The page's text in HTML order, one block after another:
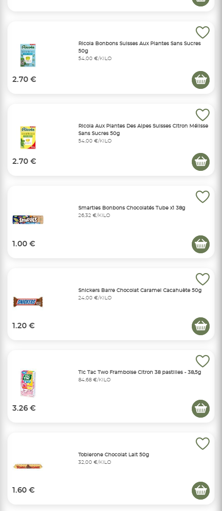
Ricola Bonbons Suisses Aux Plantes Sans Sucres
50g
54,00 €/KILO
2.70 €
Ricola Aux Plantes Des Alpes Suisses Citron Mélisse
Sans Sucres 50g
54,00 €/KILO
2.70 €
Smarties Bonbons Chocolatés Tube x1 38g
26,32 €/KILO
1.00 €
Snickers Barre Chocolat Caramel Cacahuète 50g
24,00 €/KILO
1.20 €
Tic Tac Two Framboise Citron 38 pastilles - 38,5g
84,68 €/KILO
3.26 €
Toblerone Chocolat Lait 50g
32,00 €/KILO
1.60 €